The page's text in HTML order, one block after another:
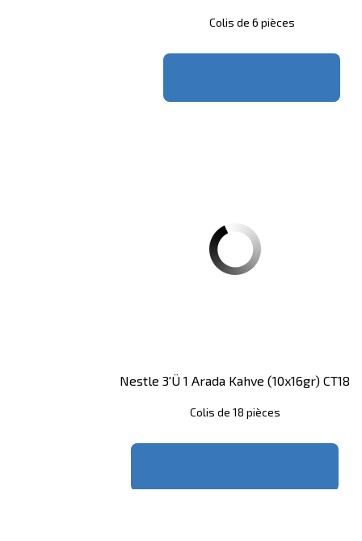
Colis de 6 pièces
Nestle 3'ü 1 Arada Kahve (10x16gr) CT18
Colis de 18 pièces